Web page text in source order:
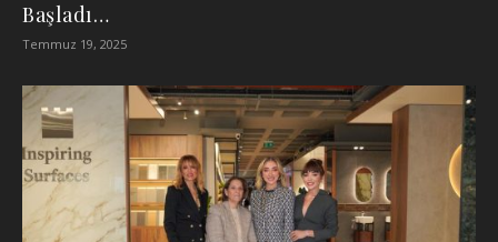
Başladı…
Temmuz 19, 2025